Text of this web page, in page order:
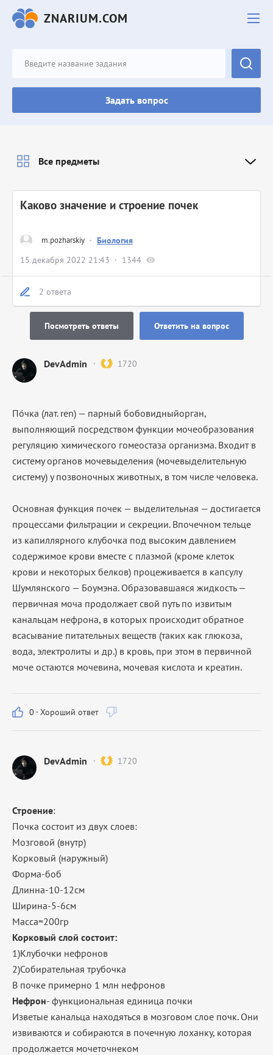
ZNARIUM.COM
Задать вопрос
m.pozharskiy · Биология
15 декабря 2022 21:43
1344
Каково значение и строение почек
2 ответа
Посмотреть ответы Ответить на вопрос
DevAdmin 1720
По́чка (лат. ren) — парный бобовидныйорган,
выполняющий посредством функции мочеобразования
регуляцию химического гомеостаза организма. Входит в
систему органов мочевыделения (мочевыделительную
систему) у позвоночных животных, в том числе человека.
Основная функция почек — выделительная — достигается
процессами фильтрации и секреции. Впочечном тельце
из капиллярного клубочка под высоким давлением
содержимое крови вместе с плазмой (кроме клеток
крови и некоторых белков) процеживается в капсулу
Шумлянского — Боумэна. Образовавшаяся жидкость —
первичная моча продолжает свой путь по извитым
канальцам нефрона, в которых происходит обратное
всасывание питательных веществ (таких как глюкоза,
вода, электролиты и др.) в кровь, при этом в первичной
моче остаются мочевина, мочевая кислота и креатин.
0 · Хороший ответ
DevAdmin 1720
Строение:
Почка состоит из двух слоев:
Мозговой (внутр)
Корковый (наружный)
Форма-боб
Длинна-10-12см
Ширина-5-6см
Масса≈200гр
Корковый слой состоит:
1)Клубочки нефронов
2)Собирательная трубочка
В почке примерно 1 млн нефронов
Нефрон- функциональная единица почки
Изветые канальца находяться в мозговом слое почк. Они
извиваются и собираются в почечную лоханку, которая
продолжается мочеточнеком
Все предметы